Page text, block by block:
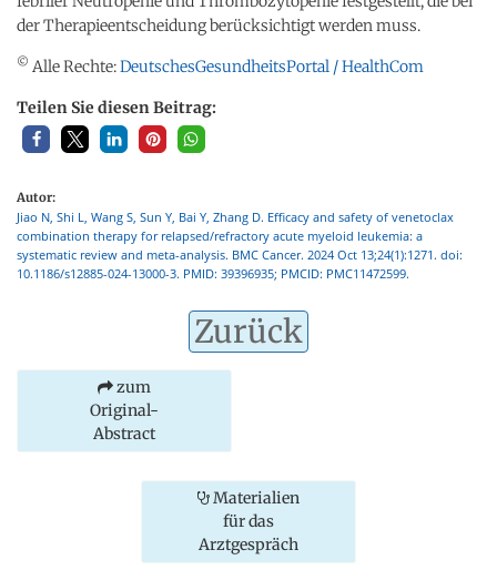
der Therapieentscheidung berücksichtigt werden muss.
© Alle Rechte:DeutschesGesundheitsPortal / HealthCom
Teilen Sie diesen Beitrag:
Autor:
Jiao N, Shi L, Wang S, Sun Y, Bai Y, Zhang D. Efficacy and safety of venetoclax
combination therapy for relapsed/refractory acute myeloid leukemia: a
systematic review and meta-analysis. BMC Cancer. 2024 Oct 13;24(1):1271. doi:
10.1186/s12885-024-13000-3. PMID: 39396935; PMCID: PMC11472599.
Zurück
zum
Original-
Abstract
Materialien
für das
Arztgespräch